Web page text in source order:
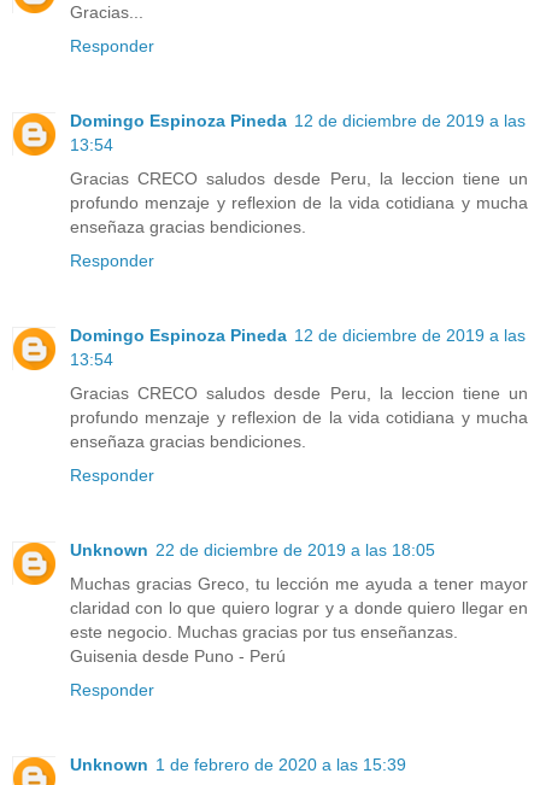
Gracias...
Responder
Domingo Espinoza Pineda 12 de diciembre de 2019 a las
13:54
Gracias CRECO saludos desde Peru, la leccion tiene un
profundo menzaje y reflexion de la vida cotidiana y mucha
enseñaza gracias bendiciones.
Responder
Domingo Espinoza Pineda 12 de diciembre de 2019 a las
13:54
Gracias CRECO saludos desde Peru, la leccion tiene un
profundo menzaje y reflexion de la vida cotidiana y mucha
enseñaza gracias bendiciones.
Responder
Unknown 22 de diciembre de 2019 a las 18:05
Muchas gracias Greco, tu lección me ayuda a tener mayor
claridad con lo que quiero lograr y a donde quiero llegar en
este negocio. Muchas gracias por tus enseñanzas.
Guisenia desde Puno - Perú
Responder
Unknown 1 de febrero de 2020 a las 15:39